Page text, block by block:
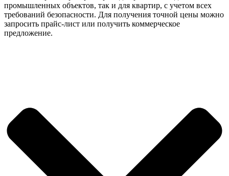
промышленных объектов, так и для квартир, с учетом всех
требований безопасности. Для получения точной цены можно
запросить прайс-лист или получить коммерческое
предложение.